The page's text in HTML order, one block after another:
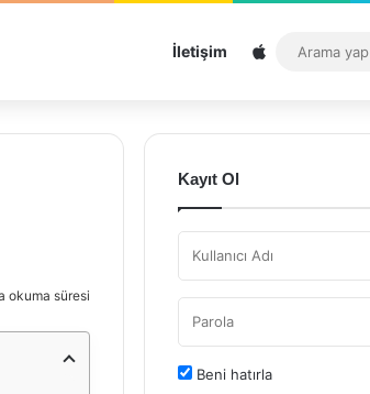
İletişim Sitemap
okuma süresi
Kayıt Ol
Beni hatırla